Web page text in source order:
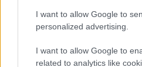
I want to allow Google to
personalized advertising.
I want to allow Google to
related to analytics like